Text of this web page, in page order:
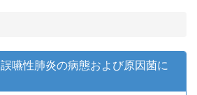
誤嚥性肺炎の病態および原因菌に